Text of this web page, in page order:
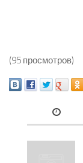
(95 просмотров)